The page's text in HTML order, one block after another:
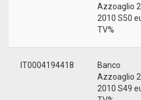
Azzoaglio
2010 S50
TV%
IT0004194418
Banco
Azzoaglio
2010 S49